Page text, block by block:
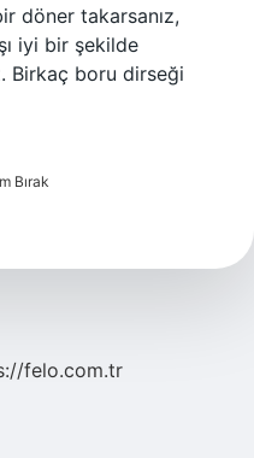
döner takarsanız,
iyi bir şekilde
Birkaç boru dirseği
Bırak
felo.com.tr